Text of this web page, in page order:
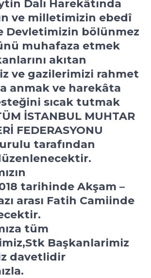
Dalı Harekâtında
ve milletimizin ebedî
Devletimizin bölünmez
muhafaza etmek
akıtan
ve gazilerimizi rahmet
anmak ve harekâta
sıcak tutmak
İSTANBUL MUHTAR
FEDERASYONU
tarafından
tarihinde Akşam –
arası Fatih Camiinde
tüm
Başkanlarimiz
davetlidir